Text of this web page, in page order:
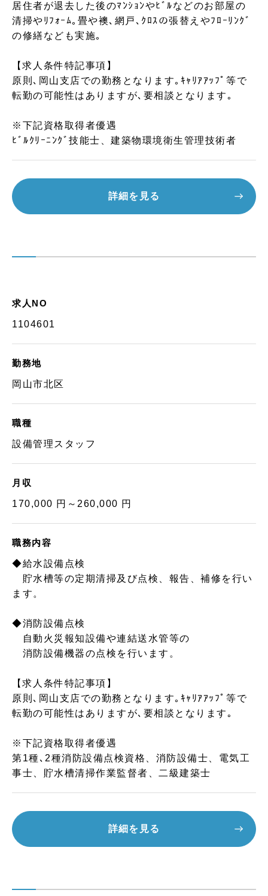
居住者が退去した後のﾏﾝｼｮﾝやﾋﾞﾙなどのお部屋の
清掃やﾘﾌｫｰﾑ｡畳や襖､網戸､ｸﾛｽの張替えやﾌﾛｰﾘﾝｸﾞ
の修繕なども実施｡
【求人条件特記事項】
原則､岡山支店での勤務となります｡ｷｬﾘｱｱｯﾌﾟ等で
転勤の可能性はありますが､要相談となります｡
※下記資格取得者優遇
ﾋﾞﾙｸﾘｰﾆﾝｸﾞ技能士、建築物環境衛生管理技術者
詳細を見る
求人NO
1104601
勤務地
岡山市北区
職種
設備管理スタッフ
月収
170,000 円～260,000 円
職務内容
◆給水設備点検
貯水槽等の定期清掃及び点検、報告、補修を行い
ます。
◆消防設備点検
自動火災報知設備や連結送水管等の
消防設備機器の点検を行います。
【求人条件特記事項】
原則､岡山支店での勤務となります｡ｷｬﾘｱｱｯﾌﾟ等で
転勤の可能性はありますが､要相談となります｡
※下記資格取得者優遇
第1種､2種消防設備点検資格、消防設備士、電気工
事士、貯水槽清掃作業監督者、二級建築士
詳細を見る